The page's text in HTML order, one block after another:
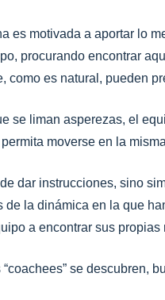
es motivada a aportar lo
procurando encontrar
como es natural, pueden
se liman asperezas, el
moverse en la
dar instrucciones, sino
la dinámica en la que
a encontrar sus
se descubren,